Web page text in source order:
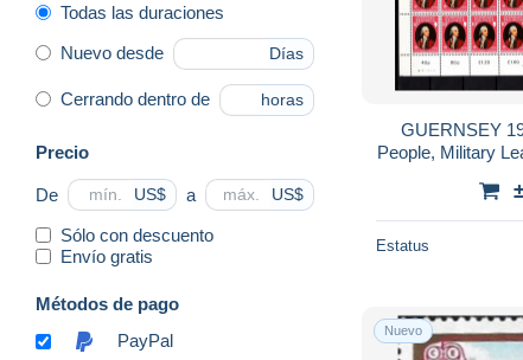
Todas las duraciones
Nuevo desde Días
Cerrando dentro de horas
Precio
De US$ a US$
Sólo con descuento
Envío gratis
Métodos de pago
PayPal
GUERNSEY
People, Military
Estatus
Nuevo